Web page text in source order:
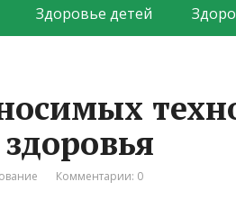
Здоровье детей
Комментарии: 0